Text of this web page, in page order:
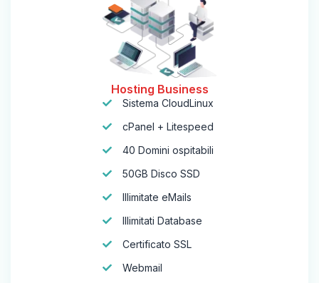
Hosting Business
Sistema CloudLinux
cPanel + Litespeed
40 Domini ospitabili
50GB Disco SSD
Illimitate eMails
Illimitati Database
Certificato SSL
Webmail